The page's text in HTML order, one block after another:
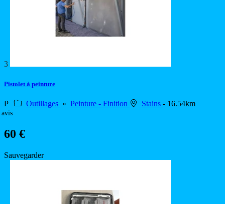
3
Pistolet à peinture
P Outillages » Peinture - Finition Stains - 16.54km
avis
60 €
Sauvegarder